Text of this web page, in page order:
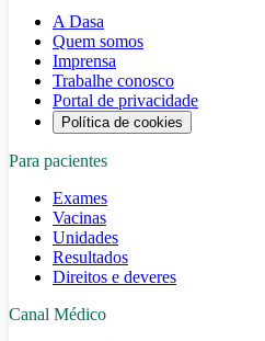
A Dasa
Quem somos
Imprensa
Trabalhe conosco
Portal de privacidade
Política de cookies
Para pacientes
Exames
Vacinas
Unidades
Resultados
Direitos e deveres
Canal Médico